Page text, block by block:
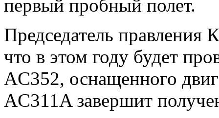
первый пробный полет.
Председатель
что в этом году будет
AC352, оснащенного
AC311A завершит